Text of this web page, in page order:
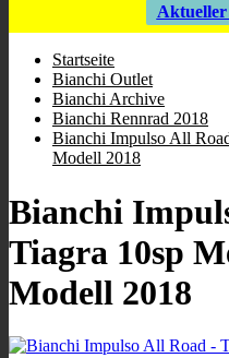
Startseite
Bianchi Outlet
Bianchi Archive
Bianchi Rennrad 2018
Bianchi Impulso All
Modell 2018
Bianchi
Tiagra 10sp
Modell 2018